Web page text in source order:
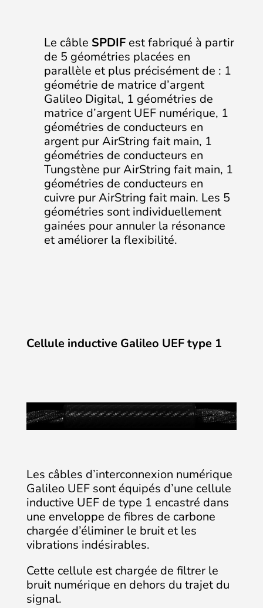
Le câble SPDIF est fabriqué à partir
de 5 géométries placées en
parallèle et plus précisément de : 1
géométrie de matrice d’argent
Galileo Digital, 1 géométries de
matrice d’argent UEF numérique, 1
géométries de conducteurs en
argent pur AirString fait main, 1
géométries de conducteurs en
Tungstène pur AirString fait main, 1
géométries de conducteurs en
cuivre pur AirString fait main. Les 5
géométries sont individuellement
gainées pour annuler la résonance
et améliorer la flexibilité.
Cellule inductive Galileo UEF type 1
Les câbles d’interconnexion numérique
Galileo UEF sont équipés d’une cellule
inductive UEF de type 1 encastré dans
une enveloppe de fibres de carbone
chargée d’éliminer le bruit et les
vibrations indésirables.
Cette cellule est chargée de filtrer le
bruit numérique en dehors du trajet du
signal.